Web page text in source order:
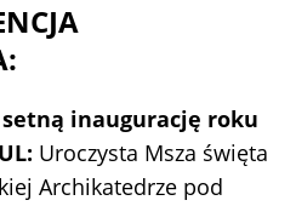
setną inaugurację roku
Uroczysta Msza święta
Archikatedrze pod